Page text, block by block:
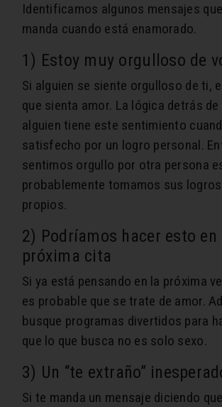
Identificamos algunos mensajes
manda cuando está enamorado.
1) Estoy muy orgulloso de
Si alguien se siente orgulloso de ti,
que sienta amor. La lógica detrás
alguien tiene este sentimiento
satisfecho por un logro personal.
sentimos orgullo por otra persona
probablemente tomamos sus
propios.
2) Podríamos hacer esto en
próxima cita
Si ya está pensando en la próxima
es probable que se trate de amor.
busque programas divertidos para
que lo que busca no es solo sexo.
3) Un “te extraño”
Si te manda un mensaje diciendo